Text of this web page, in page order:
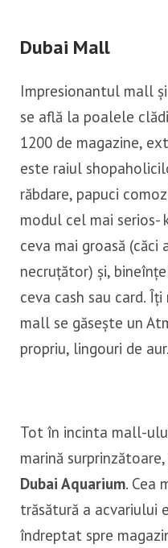
Dubai Mall
Impresionantul mall
se află la poalele
1200 de magazine,
este raiul
răbdare, papuci
modul cel mai serios-
ceva mai groasă
necruțător) și,
ceva cash sau card.
mall se găsește un
propriu, lingouri de aur.
Tot în incinta mall-
marină
Dubai Aquarium. Cea
trăsătură a acvariului
îndreptat spre